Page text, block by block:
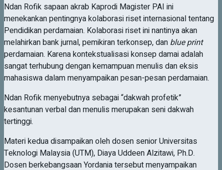
Ndan Rofik sapaan akrab Kaprodi Magister PAI ini
menekankan pentingnya kolaborasi riset internasional tentang
Pendidikan perdamaian. Kolaborasi riset ini nantinya akan
melahirkan bank jurnal, pemikiran terkonsep, dan blue print
perdamaian. Karena kontekstualisasi konsep damai adalah
sangat terhubung dengan kemampuan menulis dan eksis
mahasiswa dalam menyampaikan pesan-pesan perdamaian.
Ndan Rofik menyebutnya sebagai “dakwah profetik”
kesantunan verbal dan menulis merupakan seni dakwah
tertinggi.
Materi kedua disampaikan oleh dosen senior Universitas
Teknologi Malaysia (UTM), Diaya Uddeen Alzitawi, Ph.D.
Dosen berkebangsaan Yordania tersebut menyampaikan